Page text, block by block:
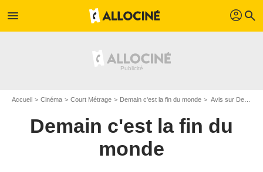
menu profil search
Accueil Cinéma Court Métrage Demain c'est la fin du monde Avis sur Demain c'est la fin du monde
Demain c'est la fin du
monde